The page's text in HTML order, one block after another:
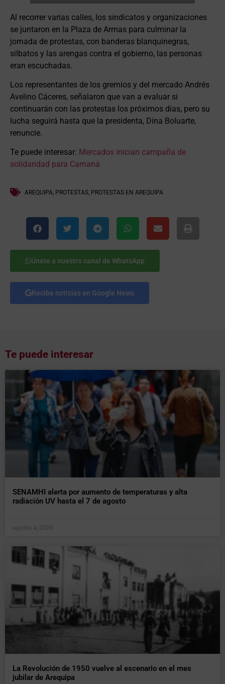
Al recorrer varias calles, los sindicatos y organizaciones
se juntaron en la Plaza de Armas para culminar la
jornada de protestas, con banderas blanquinegras,
silbatos y las arengas contra el gobierno, las personas
eran escuchadas.
Los representantes de los gremios y del mercado Andrés
Avelino Cáceres, señalaron que van a evaluar si
continuarán con las protestas los próximos días, pero su
lucha seguirá hasta que la presidenta, Dina Boluarte,
renuncie.
Te puede interesar: Mercados inician campaña de
solidaridad para Camaná
AREQUIPA PROTESTAS PROTESTAS EN AREQUIPA
Únete a nuestro canal de WhatsApp
Recibe noticias en Google News
Te puede interesar
SENAMHI alerta por aumento de temperaturas y alta
radiación UV hasta el 7 de agosto
agosto 4, 2026
La Revolución de 1950 vuelve al escenario en el mes
jubilar de Arequipa